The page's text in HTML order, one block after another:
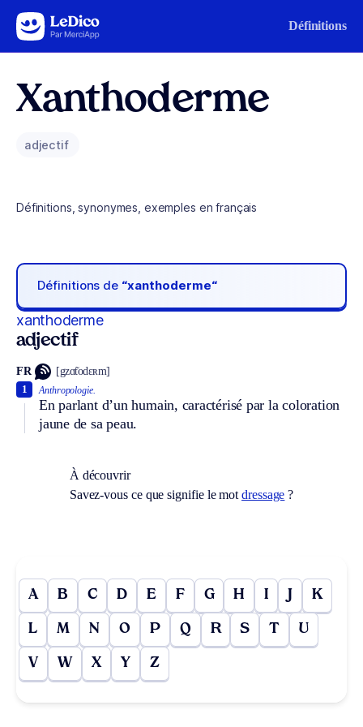
Aller au contenu Définitions
Xanthoderme
adjectif
Définitions, synonymes, exemples en français
Définitions de “xanthoderme“
xanthoderme
adjectif
FR [gzɑ̃todɛʀm]
Anthropologie.
En parlant d’un humain, caractérisé par la coloration
jaune de sa peau.
1
À découvrir
Savez-vous ce que signifie le motdressage ?
A B C D E F G H I J K
L M N O P Q R S T U
V W X Y Z